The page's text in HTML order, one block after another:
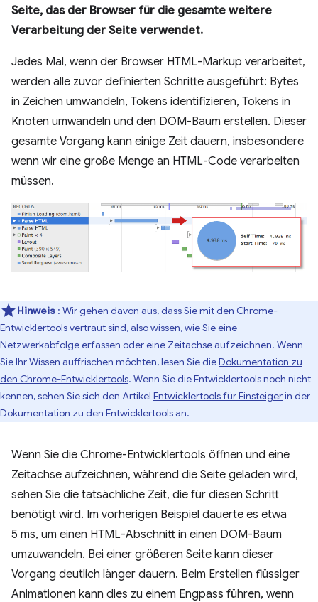
Seite, das der Browser für die gesamte weitere
Verarbeitung der Seite verwendet.
Jedes Mal, wenn der Browser HTML-Markup verarbeitet,
werden alle zuvor definierten Schritte ausgeführt: Bytes
in Zeichen umwandeln, Tokens identifizieren, Tokens in
Knoten umwandeln und den DOM-Baum erstellen. Dieser
gesamte Vorgang kann einige Zeit dauern, insbesondere
wenn wir eine große Menge an HTML-Code verarbeiten
müssen.
Hinweis : Wir gehen davon aus, dass Sie mit den Chrome-
Entwicklertools vertraut sind, also wissen, wie Sie eine
Netzwerkabfolge erfassen oder eine Zeitachse aufzeichnen. Wenn
Sie Ihr Wissen auffrischen möchten, lesen Sie dieDokumentation zu
den Chrome-Entwicklertools. Wenn Sie die Entwicklertools noch nicht
kennen, sehen Sie sich den Artikel Entwicklertools für Einsteigerin der
Dokumentation zu den Entwicklertools an.
Wenn Sie die Chrome-Entwicklertools öffnen und eine
Zeitachse aufzeichnen, während die Seite geladen wird,
sehen Sie die tatsächliche Zeit, die für diesen Schritt
benötigt wird. Im vorherigen Beispiel dauerte es etwa
5 ms, um einen HTML-Abschnitt in einen DOM-Baum
umzuwandeln. Bei einer größeren Seite kann dieser
Vorgang deutlich länger dauern. Beim Erstellen flüssiger
Animationen kann dies zu einem Engpass führen, wenn